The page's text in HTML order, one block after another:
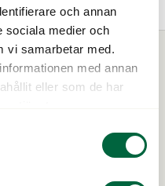
och annan
sociala medier och
vi samarbetar med.
med annan
eller som de har
Bli en del av Klarsynt